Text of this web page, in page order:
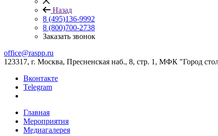
Назад
8 (495)136-9992
8 (800)700-2738
Заказать звонок
office@raspp.ru
123317, г. Москва, Пресненская наб., 8, стр. 1, МФК "Город
Вконтакте
Telegram
Главная
Мероприятия
Медиагалерея